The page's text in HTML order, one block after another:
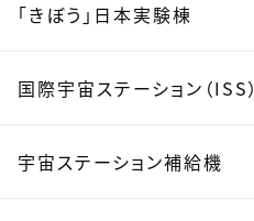
「きぼう」日本実験棟
国際宇宙ステーション（ISS）
宇宙ステーション補給機